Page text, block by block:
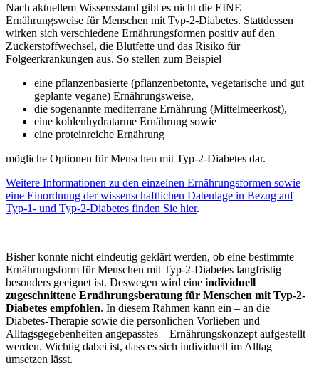
Nach aktuellem Wissensstand gibt es nicht die EINE
Ernährungsweise für Menschen mit Typ-2-Diabetes. Stattdessen
wirken sich verschiedene Ernährungsformen positiv auf den
Zuckerstoffwechsel, die Blutfette und das Risiko für
Folgeerkrankungen aus. So stellen zum Beispiel
eine pflanzenbasierte (pflanzenbetonte, vegetarische und gut
geplante vegane) Ernährungsweise,
die sogenannte mediterrane Ernährung (Mittelmeerkost),
eine kohlenhydratarme Ernährung sowie
eine proteinreiche Ernährung
mögliche Optionen für Menschen mit Typ-2-Diabetes dar.
Weitere Informationen zu den einzelnen Ernährungsformen sowie
eine Einordnung der wissenschaftlichen Datenlage in Bezug auf
Typ-1- und Typ-2-Diabetes finden Sie hier.
Bisher konnte nicht eindeutig geklärt werden, ob eine bestimmte
Ernährungsform für Menschen mit Typ-2-Diabetes langfristig
besonders geeignet ist. Deswegen wird eine individuell
zugeschnittene Ernährungsberatung für Menschen mit Typ-2-
Diabetes empfohlen. In diesem Rahmen kann ein – an die
Diabetes-Therapie sowie die persönlichen Vorlieben und
Alltagsgegebenheiten angepasstes – Ernährungskonzept aufgestellt
werden. Wichtig dabei ist, dass es sich individuell im Alltag
umsetzen lässt.